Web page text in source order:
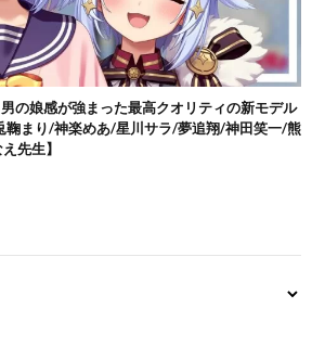
の娘感が強まった最高クオリティの新モデル
鞠まり/神楽めあ/星川サラ/夢追翔/神田笑一/熊
先生】